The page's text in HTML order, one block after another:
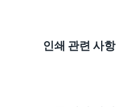
인쇄 관련 사항